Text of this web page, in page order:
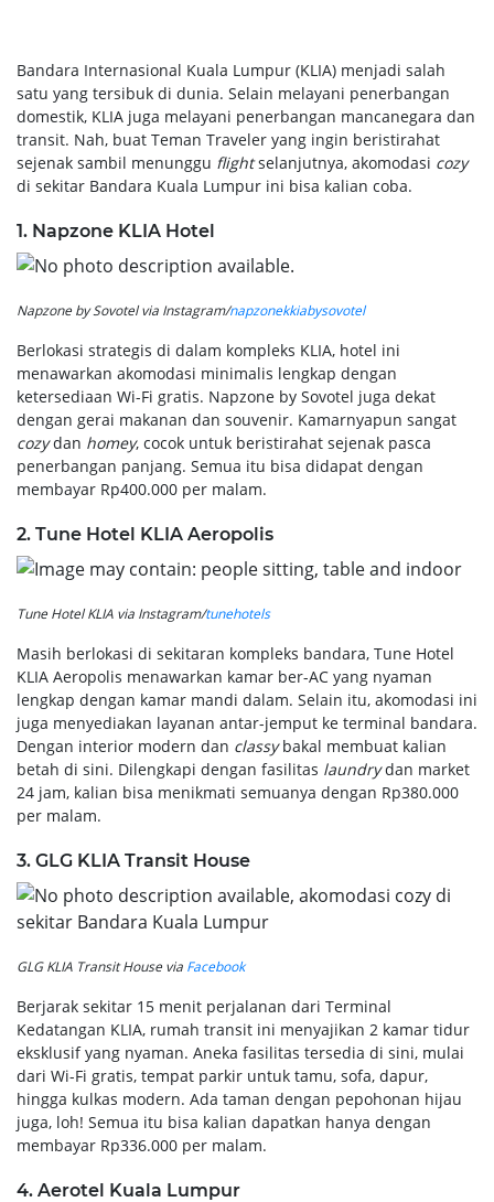
Bandara Internasional Kuala Lumpur (KLIA) menjadi salah
satu yang tersibuk di dunia. Selain melayani penerbangan
domestik, KLIA juga melayani penerbangan mancanegara dan
transit. Nah, buat Teman Traveler yang ingin beristirahat
sejenak sambil menunggu flightselanjutnya, akomodasi cozy
di sekitar Bandara Kuala Lumpur ini bisa kalian coba.
1. Napzone KLIA Hotel
Napzone by Sovotel via Instagram/napzonekkiabysovotel
Berlokasi strategis di dalam kompleks KLIA, hotel ini
menawarkan akomodasi minimalis lengkap dengan
ketersediaan Wi-Fi gratis. Napzone by Sovotel juga dekat
dengan gerai makanan dan souvenir. Kamarnyapun sangat
cozydan homey, cocok untuk beristirahat sejenak pasca
penerbangan panjang. Semua itu bisa didapat dengan
membayar Rp400.000 per malam.
2. Tune Hotel KLIA Aeropolis
Tune Hotel KLIA via Instagram/tunehotels
Masih berlokasi di sekitaran kompleks bandara, Tune Hotel
KLIA Aeropolis menawarkan kamar ber-AC yang nyaman
lengkap dengan kamar mandi dalam. Selain itu, akomodasi ini
juga menyediakan layanan antar-jemput ke terminal bandara.
Dengan interior modern dan classybakal membuat kalian
betah di sini. Dilengkapi dengan fasilitas laundrydan market
24 jam, kalian bisa menikmati semuanya dengan Rp380.000
per malam.
3. GLG KLIA Transit House
GLG KLIA Transit House via Facebook
Berjarak sekitar 15 menit perjalanan dari Terminal
Kedatangan KLIA, rumah transit ini menyajikan 2 kamar tidur
eksklusif yang nyaman. Aneka fasilitas tersedia di sini, mulai
dari Wi-Fi gratis, tempat parkir untuk tamu, sofa, dapur,
hingga kulkas modern. Ada taman dengan pepohonan hijau
juga, loh! Semua itu bisa kalian dapatkan hanya dengan
membayar Rp336.000 per malam.
4. Aerotel Kuala Lumpur